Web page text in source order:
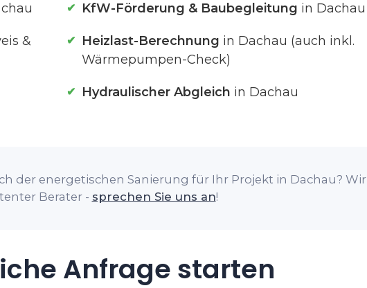
KfW-Förderung & Baubegleitung in Dachau
&
Heizlast-Berechnung in Dachau (auch inkl.
Wärmepumpen-Check)
Hydraulischer Abgleich in Dachau
der energetischen Sanierung für Ihr Projekt in Dachau? Wir
Berater - sprechen Sie uns an!
Anfrage starten